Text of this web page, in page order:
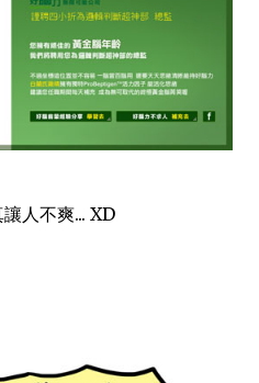
人不爽... XD